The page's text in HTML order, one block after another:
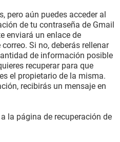
pero aún puedes acceder al
de tu contraseña de Gmail
enviará un enlace de
Si no, deberás rellenar
de información posible
recuperar para que
el propietario de la misma.
recibirás un mensaje en
la página de recuperación de